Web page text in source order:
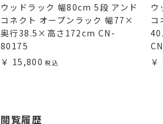
ウッドラック 幅80cm 5段 アンド
コネクト オープンラック 幅77×
奥行38.5×高さ172cm CN-
80175
15,800
コ
閲覧履歴